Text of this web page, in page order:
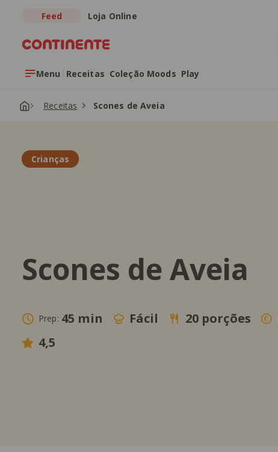
Saltar para o conteúdo principal
Feed Loja Online
Menu Receitas Coleção Moods Play
Receitas Scones de Aveia
Crianças
Scones de Aveia
Prep: 45 min Fácil 20 porções
4,5